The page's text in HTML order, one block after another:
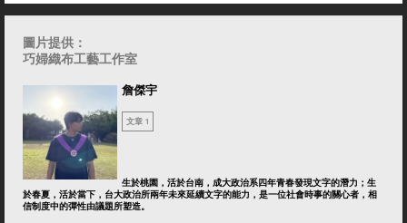
圖片提供：
巧婦織布工藝工作室
詹傑宇
文章 1
生於桃園，活於台南，成大政治系四年青春發現文字的潛力；生
於春夏，活於當下，台大政治所兩年未來延續文字的能力，是一位社會時事的關心者，相
信制度中的彈性由議題所塑造。